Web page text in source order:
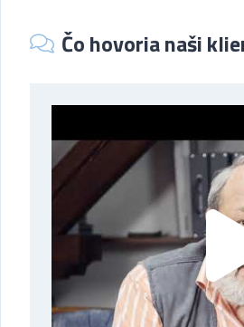
Čo hovoria naši